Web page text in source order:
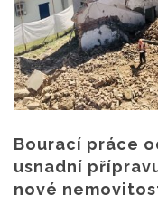
Bourací práce
usnadní
nové